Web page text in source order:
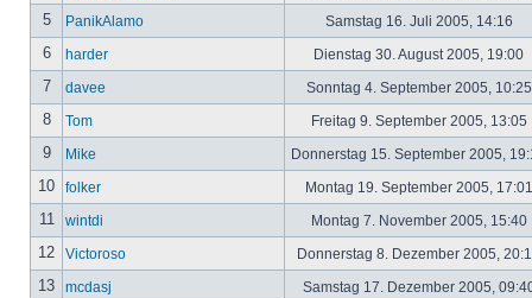
5 PanikAlamo Samstag 16. Juli 2005, 14:16
6 harder Dienstag 30. August 2005, 19:00
7 davee Sonntag 4. September 2005,
8 Tom Freitag 9. September 2005, 13:05
9 Mike Donnerstag 15. September 2005,
10 folker Montag 19. September 2005,
11 wintdi Montag 7. November 2005, 15:40
12 Victoroso Donnerstag 8. Dezember 2005,
13 mcdasj Samstag 17. Dezember 2005,